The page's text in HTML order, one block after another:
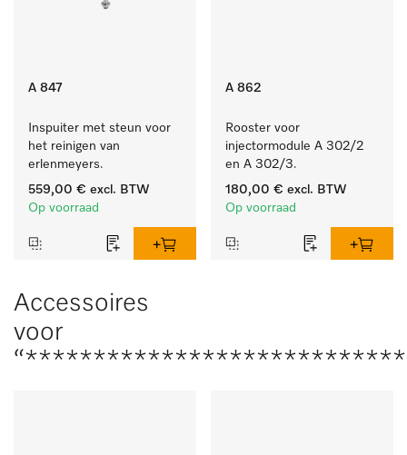
A 847
Inspuiter met steun voor
het reinigen van
erlenmeyers.
559,00 € excl. BTW
Op voorraad
A 862
Rooster voor
injectormodule A 302/2
en A 302/3.
180,00 € excl. BTW
Op voorraad
Accessoires
voor